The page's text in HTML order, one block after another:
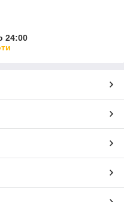
24:00